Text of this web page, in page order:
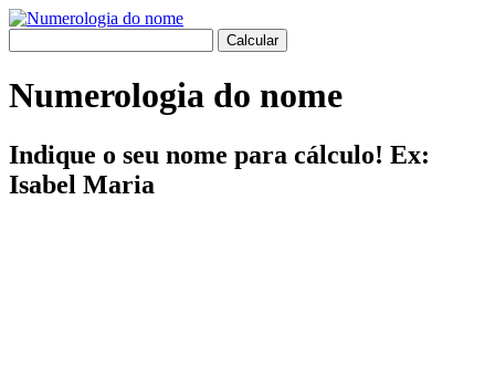
Numerologia do nome
Indique o seu nome para cálculo! Ex:
Isabel Maria